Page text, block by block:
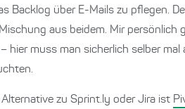
Backlog über E-Mails zu pflegen.
aus beidem. Mir
hier muss man sicherlich selber
Alternative zu Sprint.ly oder Jira ist